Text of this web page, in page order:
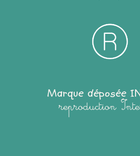
Marque déposée
reproduction